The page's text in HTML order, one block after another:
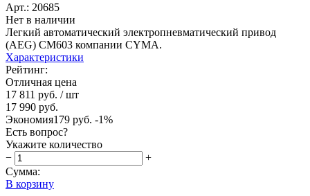
Арт.: 20685
Нет в наличии
Легкий автоматический электропневматический привод
(AEG) CM603 компании CYMA.
Характеристики
Рейтинг:
Отличная цена
17 811 руб. / шт
17 990 руб.
Экономия179 руб. -1%
Есть вопрос?
Укажите количество
−
+
Сумма:
В корзину